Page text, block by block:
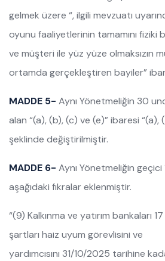
gelmek üzere “, ilgili mevzuatı
oyunu faaliyetlerinin tamamını fiziki
ve müşteri ile yüz yüze olmaksızın
ortamda gerçekleştiren bayiler”
MADDE 5- Aynı Yönetmeliğin 30
alan “(a), (b), (c) ve (e)” ibaresi “(a),
şeklinde değiştirilmiştir.
MADDE 6- Aynı Yönetmeliğin
aşağıdaki fıkralar eklenmiştir.
“(9) Kalkınma ve yatırım bankaları
şartları haiz uyum görevlisini ve
yardımcısını 31/10/2025 tarihine